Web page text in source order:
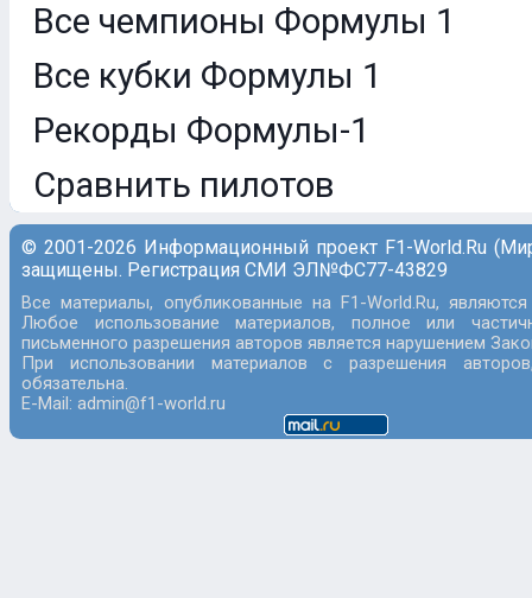
Все чемпионы Формулы 1
Все кубки Формулы 1
Рекорды Формулы-1
Сравнить пилотов
© 2001-2026 Информационный проект F1-World.Ru
защищены. Регистрация СМИ ЭЛ№ФС77-43829
Все материалы, опубликованные на F1-World.Ru,
Любое использование материалов, полное или
письменного разрешения авторов является нарушением
При использовании материалов с разрешения
обязательна.
E-Mail: admin@f1-world.ru